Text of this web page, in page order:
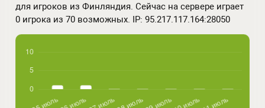
для игроков из Финляндия. Сейчас на сервере играет
0 игрока из 70 возможных. IP: 95.217.117.164:28050